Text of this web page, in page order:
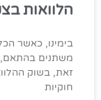
הלוואות
בימינו, כאשר
משתנים בהתאם,
זאת, בשוק
חוקיות